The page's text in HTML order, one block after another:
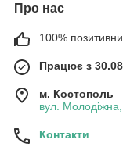
Про нас
100%
Працює з
м. Костополь
вул.
Контакти